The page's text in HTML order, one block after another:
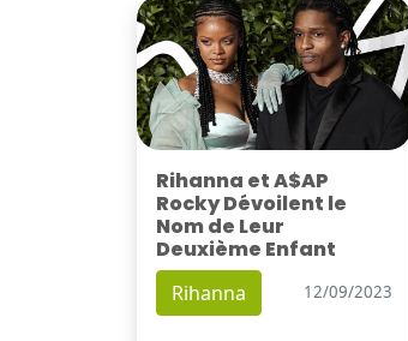
Rihanna et A$AP
Rocky Dévoilent le
Nom de Leur
Deuxième Enfant
Rihanna 12/09/2023